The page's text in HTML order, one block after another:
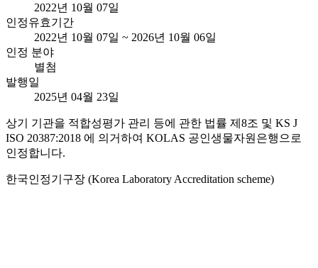
2022년 10월 07일
인정유효기간
2022년 10월 07일 ~ 2026년 10월 06일
인정 분야
별첨
발행일
2025년 04월 23일
상기 기관을 적합성평가 관리 등에 관한 법률 제8조 및 KS J
ISO 20387:2018 에 의거하여 KOLAS 공인생물자원은행으로
인정합니다.
한국인정기구장 (Korea Laboratory Accreditation scheme)